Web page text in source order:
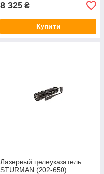
8 325 ₴
Купити
Лазерный целеуказатель
STURMAN (202-650)